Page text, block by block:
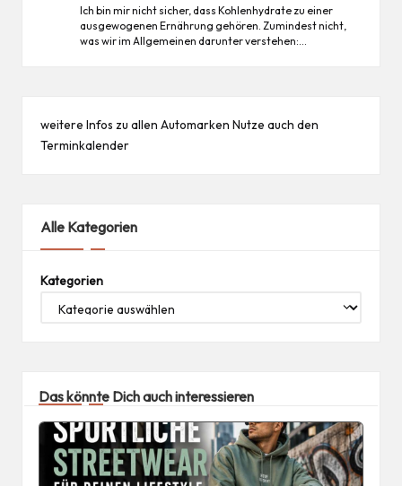
Ich bin mir nicht sicher, dass Kohlenhydrate zu einer
ausgewogenen Ernährung gehören. Zumindest nicht,
was wir im Allgemeinen darunter verstehen:…
weitere Infos zu allen Automarken Nutze auch den
Terminkalender
Alle Kategorien
Kategorien
Das könnte Dich auch interessieren